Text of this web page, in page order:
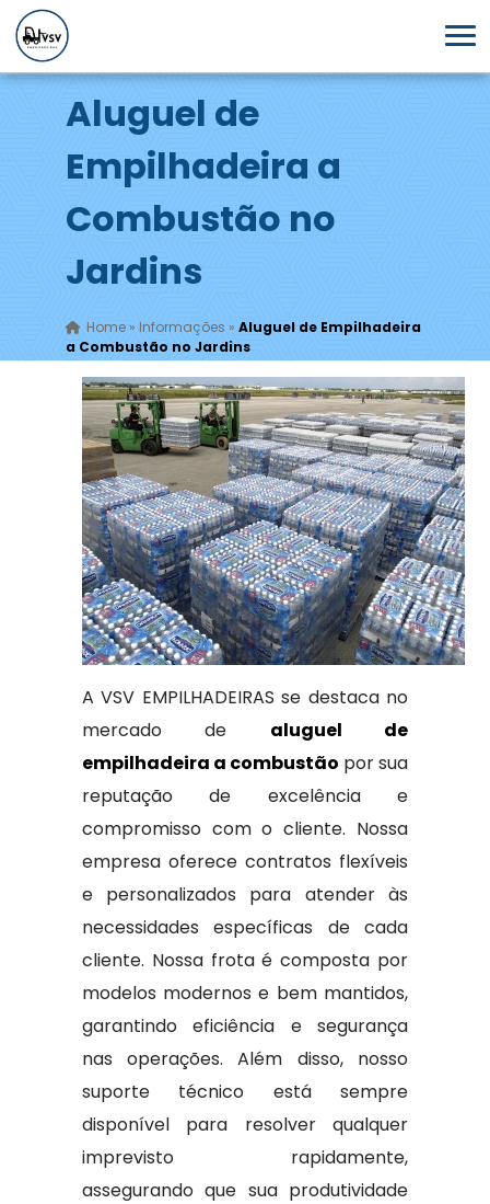
Aluguel de
Empilhadeira a
Combustão no
Jardins
Home» Informações » Aluguel de Empilhadeira
a Combustão no Jardins
A VSV EMPILHADEIRAS se destaca no
mercado de aluguel de
empilhadeira a combustão por sua
reputação de excelência e
compromisso com o cliente. Nossa
empresa oferece contratos flexíveis
e personalizados para atender às
necessidades específicas de cada
cliente. Nossa frota é composta por
modelos modernos e bem mantidos,
garantindo eficiência e segurança
nas operações. Além disso, nosso
suporte técnico está sempre
disponível para resolver qualquer
imprevisto rapidamente,
assegurando que sua produtividade